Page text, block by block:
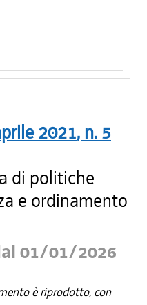
2021, n. 5
di politiche
e ordinamento
01/01/2026
è riprodotto, con